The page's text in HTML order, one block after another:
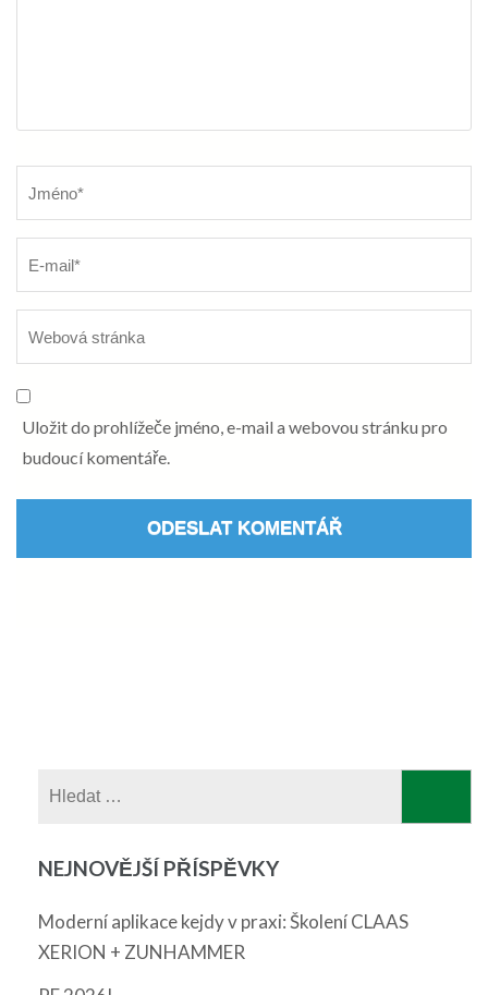
Uložit do prohlížeče jméno, e-mail a webovou stránku pro
budoucí komentáře.
NEJNOVĚJŠÍ PŘÍSPĚVKY
Moderní aplikace kejdy v praxi: Školení CLAAS
XERION + ZUNHAMMER